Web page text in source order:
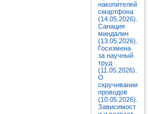
накопителей
смартфона
(14.05.2026).
Санация
миндалин
(13.05.2026).
Госизмена
за научный
труд
(11.05.2026).
О
скручивании
проводов
(10.05.2026).
Зависимост